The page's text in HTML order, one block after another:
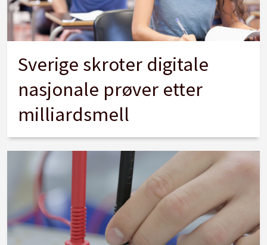
Sverige skroter digitale
nasjonale prøver etter
milliardsmell